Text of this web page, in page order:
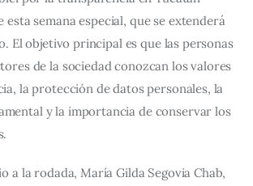
esta semana especial, que se extenderá
El objetivo principal es que las personas
de la sociedad conozcan los valores
la protección de datos personales, la
y la importancia de conservar los
a la rodada, María Gilda Segovia Chab,